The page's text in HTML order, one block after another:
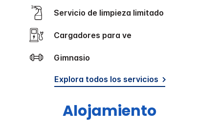
Servicio de limpieza limitado
Cargadores para ve
Gimnasio
Explora todos los servicios
Alojamiento